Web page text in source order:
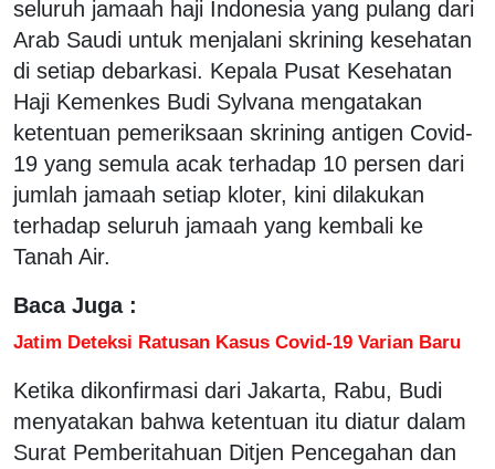
seluruh jamaah haji Indonesia yang pulang dari
Arab Saudi untuk menjalani skrining kesehatan
di setiap debarkasi. Kepala Pusat Kesehatan
Haji Kemenkes Budi Sylvana mengatakan
ketentuan pemeriksaan skrining antigen Covid-
19 yang semula acak terhadap 10 persen dari
jumlah jamaah setiap kloter, kini dilakukan
terhadap seluruh jamaah yang kembali ke
Tanah Air.
Baca Juga :
Jatim Deteksi Ratusan Kasus Covid-19 Varian Baru
Ketika dikonfirmasi dari Jakarta, Rabu, Budi
menyatakan bahwa ketentuan itu diatur dalam
Surat Pemberitahuan Ditjen Pencegahan dan